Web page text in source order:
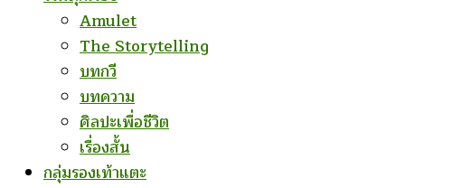
Amulet
The Storytelling
บทกวี
บทความ
ศิลปะเพื่อชีวิต
เรื่องสั้น
กลุ่มรองเท้าแตะ